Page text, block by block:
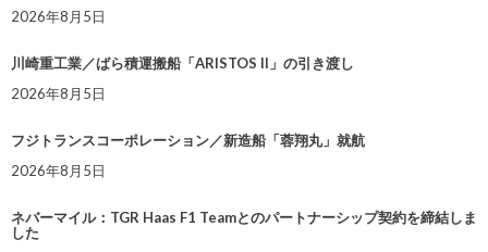
2026年8月5日
川崎重工業／ばら積運搬船「ARISTOS II」の引き渡し
2026年8月5日
フジトランスコーポレーション／新造船「蓉翔丸」就航
2026年8月5日
ネバーマイル：TGR Haas F1 Teamとのパートナーシップ契約を締結しま
した